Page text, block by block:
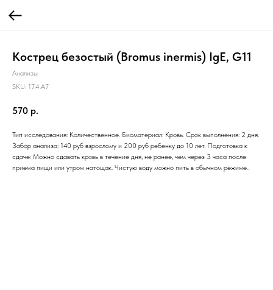
Кострец безостый (Bromus inermis) IgE, G11
Анализы
SKU: 17.4.A7
570 р.
Тип исследования: Количественное. Биоматериал: Кровь. Срок выполнения: 2 дня.
Забор анализа: 140 руб взрослому и 200 руб ребенку до 10 лет. Подготовка к
сдаче: Можно сдавать кровь в течение дня, не ранее, чем через 3 часа после
приема пищи или утром натощак. Чистую воду можно пить в обычном режиме..